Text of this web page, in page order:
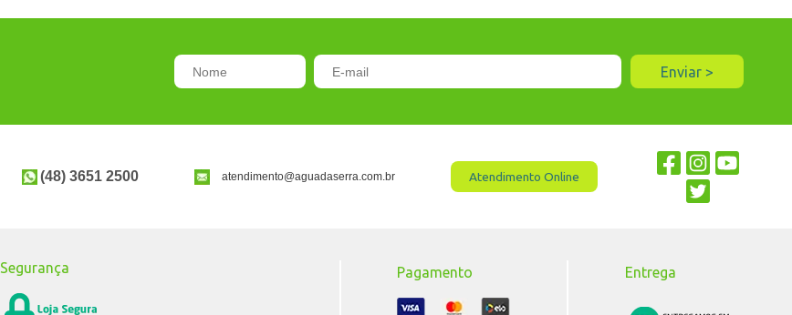
(48) 3651 2500 atendimento@aguadaserra.com.br Atendimento Online
Segurança Pagamento Entrega